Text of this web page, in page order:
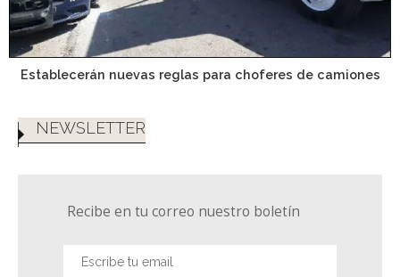
Establecerán nuevas reglas para choferes de camiones
NEWSLETTER
Recibe en tu correo nuestro boletín